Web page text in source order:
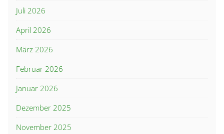
Juli 2026
April 2026
März 2026
Februar 2026
Januar 2026
Dezember 2025
November 2025